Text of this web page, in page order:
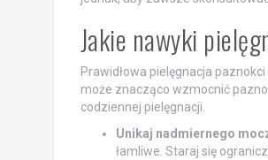
Jakie nawyki
Prawidłowa pielęgnacja
może znacząco wzmocnić
codziennej pielęgnacji.
Unikaj nadmiernego
łamliwe. Staraj się